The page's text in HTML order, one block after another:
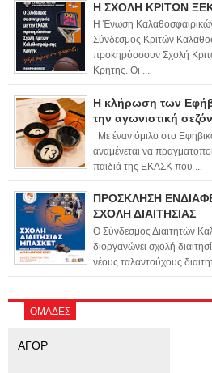
Η ΣΧΟΛΗ ΚΡΙΤΩΝ
Η Ένωση
Σύνδεσμος Κριτών
προκηρύσσουν Σχολή
Κρήτης. Οι ...
Η κλήρωση των
την αγωνιστική
Με έναν όμιλο στο
αναμένεται να
παιδιά της ΕΚΑΣΚ που ...
ΠΡΟΣΚΛΗΣΗ
ΣΧΟΛΗ ΔΙΑΙΤΗΣΙΑΣ
Ο Σύνδεσμος Διαιτητών
διοργανώνει σχολή
νέους ταλαντούχους
ΟΜΑΔΕΣ
ΑΓΟΡ